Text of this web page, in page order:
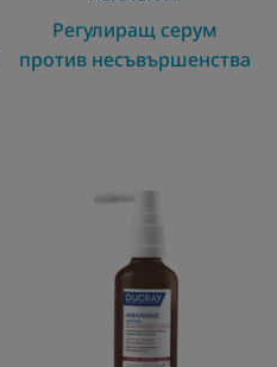
Регулиращ серум
против несъвършенства
Серум
за
укрепване